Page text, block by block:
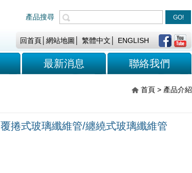
產品搜尋 GO!
回首頁 網站地圖 繁體中文 ENGLISH
最新消息 聯絡我們
首頁 > 產品介紹
覆捲式玻璃纖維管/纏繞式玻璃纖維管